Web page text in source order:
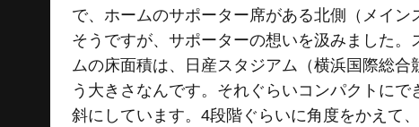
で、ホームのサポーター席がある北側（メイ
そうですが、サポーターの想いを汲みました
ムの床面積は、日産スタジアム（横浜国際総
う大きさなんです。それぐらいコンパクトに
斜にしています。4段階ぐらいに角度をかえて